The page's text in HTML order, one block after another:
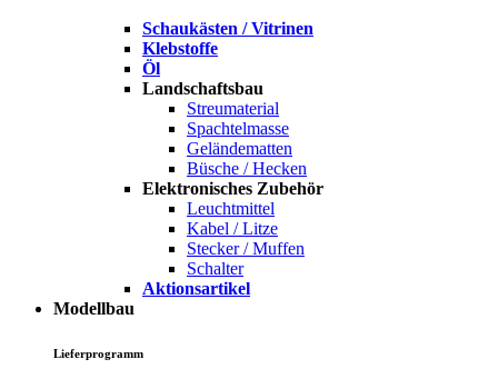
Schaukästen / Vitrinen
Klebstoffe
Öl
Landschaftsbau
Streumaterial
Spachtelmasse
Geländematten
Büsche / Hecken
Elektronisches Zubehör
Leuchtmittel
Kabel / Litze
Stecker / Muffen
Schalter
Aktionsartikel
Modellbau
Lieferprogramm